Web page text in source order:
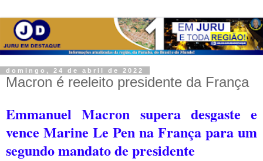
domingo, 24 de abril de 2022
Macron é reeleito presidente da França
Emmanuel Macron supera desgaste e
vence Marine Le Pen na França para um
segundo mandato de presidente